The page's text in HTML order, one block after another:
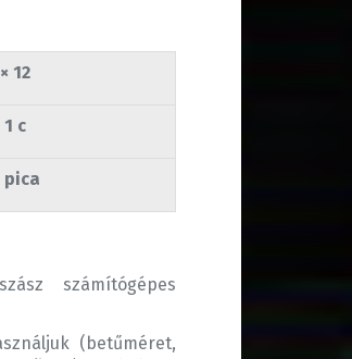
× 12
1 c
pica
számítógépes
(betűméret,